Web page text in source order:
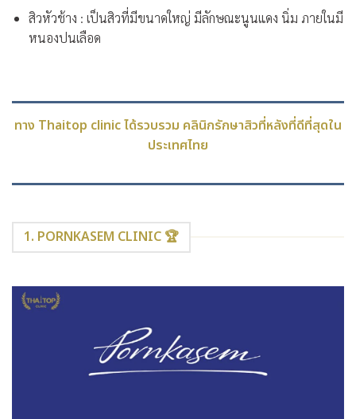
สิวหัวช้าง : เป็นสิวที่มีขนาดใหญ่ มีลักษณะนูนแดง นิ่ม ภายในมี
หนองปนเลือด
ทาง Thaitop clinic ได้รวบรวม คลินิกรักษาสิวที่หลังที่ดีที่สุดใน
ประเทศไทย
1. PORNKASEM CLINIC 🏆